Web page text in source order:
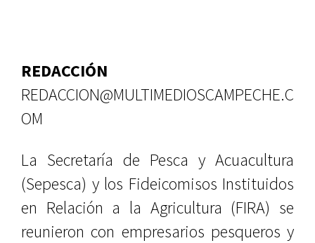
REDACCIÓN
REDACCION@MULTIMEDIOSCAMPECHE.C
OM
La Secretaría de Pesca y Acuacultura
(Sepesca) y los Fideicomisos Instituidos
en Relación a la Agricultura (FIRA) se
reunieron con empresarios pesqueros y